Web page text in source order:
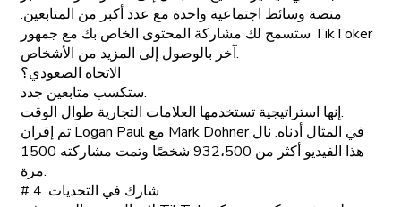
منصة وسائط اجتماعية واحدة مع عدد أكبر من المتابعين.
ستسمح لك مشاركة المحتوى الخاص بك مع جمهور TikToker
آخر بالوصول إلى المزيد من الأشخاص.
الاتجاه الصعودي؟
ستكسب متابعين جدد.
إنها استراتيجية تستخدمها العلامات التجارية طوال الوقت.
تم إقران Logan Paul مع Mark Dohner في المثال أدناه. نال
هذا الفيديو أكثر من 932،500 شخصًا وتمت مشاركته 1500
مرة.
# 4. شارك في التحديات